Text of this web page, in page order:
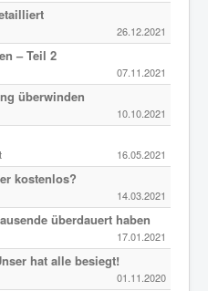
26.12.2021
– Teil 2
07.11.2021
überwinden
10.10.2021
16.05.2021
kostenlos?
14.03.2021
überdauert haben
17.01.2021
hat alle besiegt!
01.11.2020